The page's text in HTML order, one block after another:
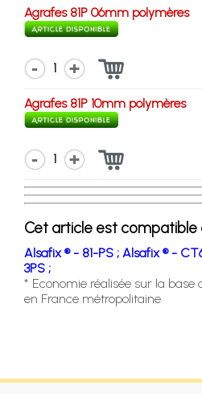
Agrafes 81P 06mm polymères
1
Agrafes 81P 10mm polymères
1
Cet article est compatible
Alsafix ® - 81-PS ; Alsafix ® -
3PS ;
* Economie réalisée sur la base
en France métropolitaine